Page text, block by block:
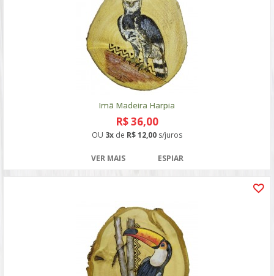
Imã Madeira Harpia
R$ 36,00
OU 3x de R$ 12,00 s/juros
VER MAIS ESPIAR